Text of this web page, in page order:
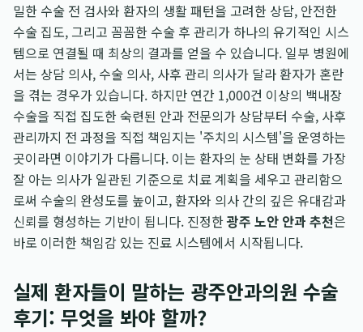
밀한 수술 전 검사와 환자의 생활 패턴을 고려한 상담, 안전한
수술 집도, 그리고 꼼꼼한 수술 후 관리가 하나의 유기적인 시스
템으로 연결될 때 최상의 결과를 얻을 수 있습니다. 일부 병원에
서는 상담 의사, 수술 의사, 사후 관리 의사가 달라 환자가 혼란
을 겪는 경우가 있습니다. 하지만 연간 1,000건 이상의 백내장
수술을 직접 집도한 숙련된 안과 전문의가 상담부터 수술, 사후
관리까지 전 과정을 직접 책임지는 '주치의 시스템'을 운영하는
곳이라면 이야기가 다릅니다. 이는 환자의 눈 상태 변화를 가장
잘 아는 의사가 일관된 기준으로 치료 계획을 세우고 관리함으
로써 수술의 완성도를 높이고, 환자와 의사 간의 깊은 유대감과
신뢰를 형성하는 기반이 됩니다. 진정한광주 노안 안과 추천은
바로 이러한 책임감 있는 진료 시스템에서 시작됩니다.
실제 환자들이 말하는 광주안과의원 수술
후기: 무엇을 봐야 할까?